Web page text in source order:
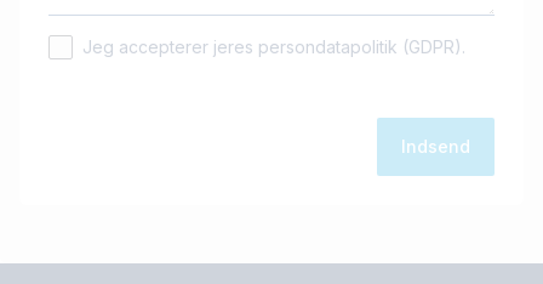
Jeg accepterer jeres persondatapolitik (GDPR).